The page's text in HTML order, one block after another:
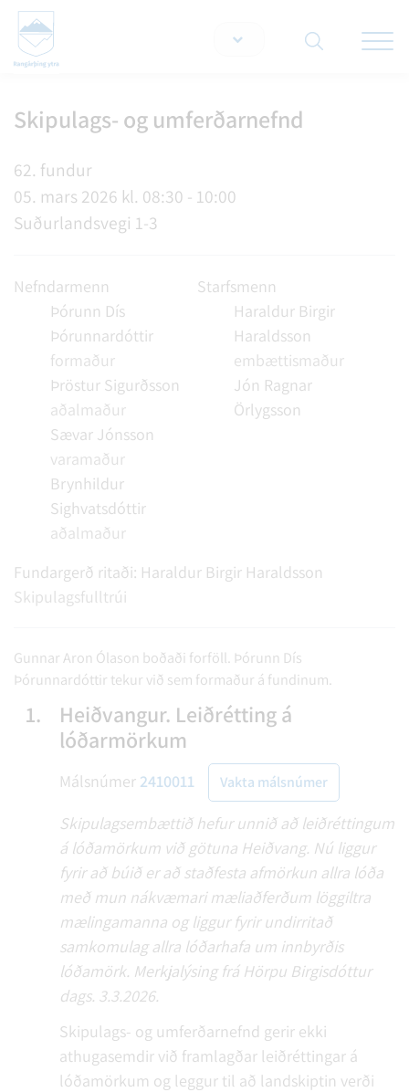
Skipulags- og umferðarnefnd
62. fundur
05. mars 2026 kl. 08:30 - 10:00
Suðurlandsvegi 1-3
Nefndarmenn
Þórunn Dís
Þórunnardóttir
formaður
Þröstur Sigurðsson
aðalmaður
Sævar Jónsson
varamaður
Brynhildur
Sighvatsdóttir
aðalmaður
Starfsmenn
Haraldur Birgir
Haraldsson
embættismaður
Jón Ragnar
Örlygsson
Fundargerð ritaði: Haraldur Birgir Haraldsson
Skipulagsfulltrúi
Gunnar Aron Ólason boðaði forföll. Þórunn Dís
Þórunnardóttir tekur við sem formaður á fundinum.
1.
Heiðvangur. Leiðrétting á
lóðarmörkum
Málsnúmer 2410011 Vakta málsnúmer
Skipulagsembættið hefur unnið að leiðréttingum
á lóðamörkum við götuna Heiðvang. Nú liggur
fyrir að búið er að staðfesta afmörkun allra lóða
með mun nákvæmari mæliaðferðum löggiltra
mælingamanna og liggur fyrir undirritað
samkomulag allra lóðarhafa um innbyrðis
lóðamörk. Merkjalýsing frá Hörpu Birgisdóttur
dags. 3.3.2026.
Skipulags- og umferðarnefnd gerir ekki
athugasemdir við framlagðar leiðréttingar á
lóðamörkum og leggur til að landskiptin verði
Leita á vef